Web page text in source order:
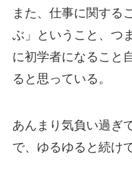
また、仕事に関する
ぶ」ということ、つ
に初学者になること
ると思っている。
あんまり気負い過ぎ
で、ゆるゆると続け